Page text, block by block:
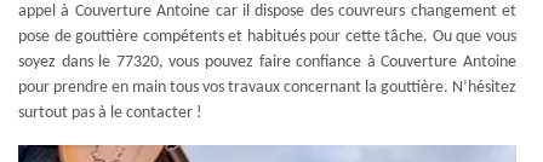
appel à Couverture Antoine car il dispose des couvreurs changement et
pose de gouttière compétents et habitués pour cette tâche. Ou que vous
soyez dans le 77320, vous pouvez faire confiance à Couverture Antoine
pour prendre en main tous vos travaux concernant la gouttière. N’hésitez
surtout pas à le contacter !